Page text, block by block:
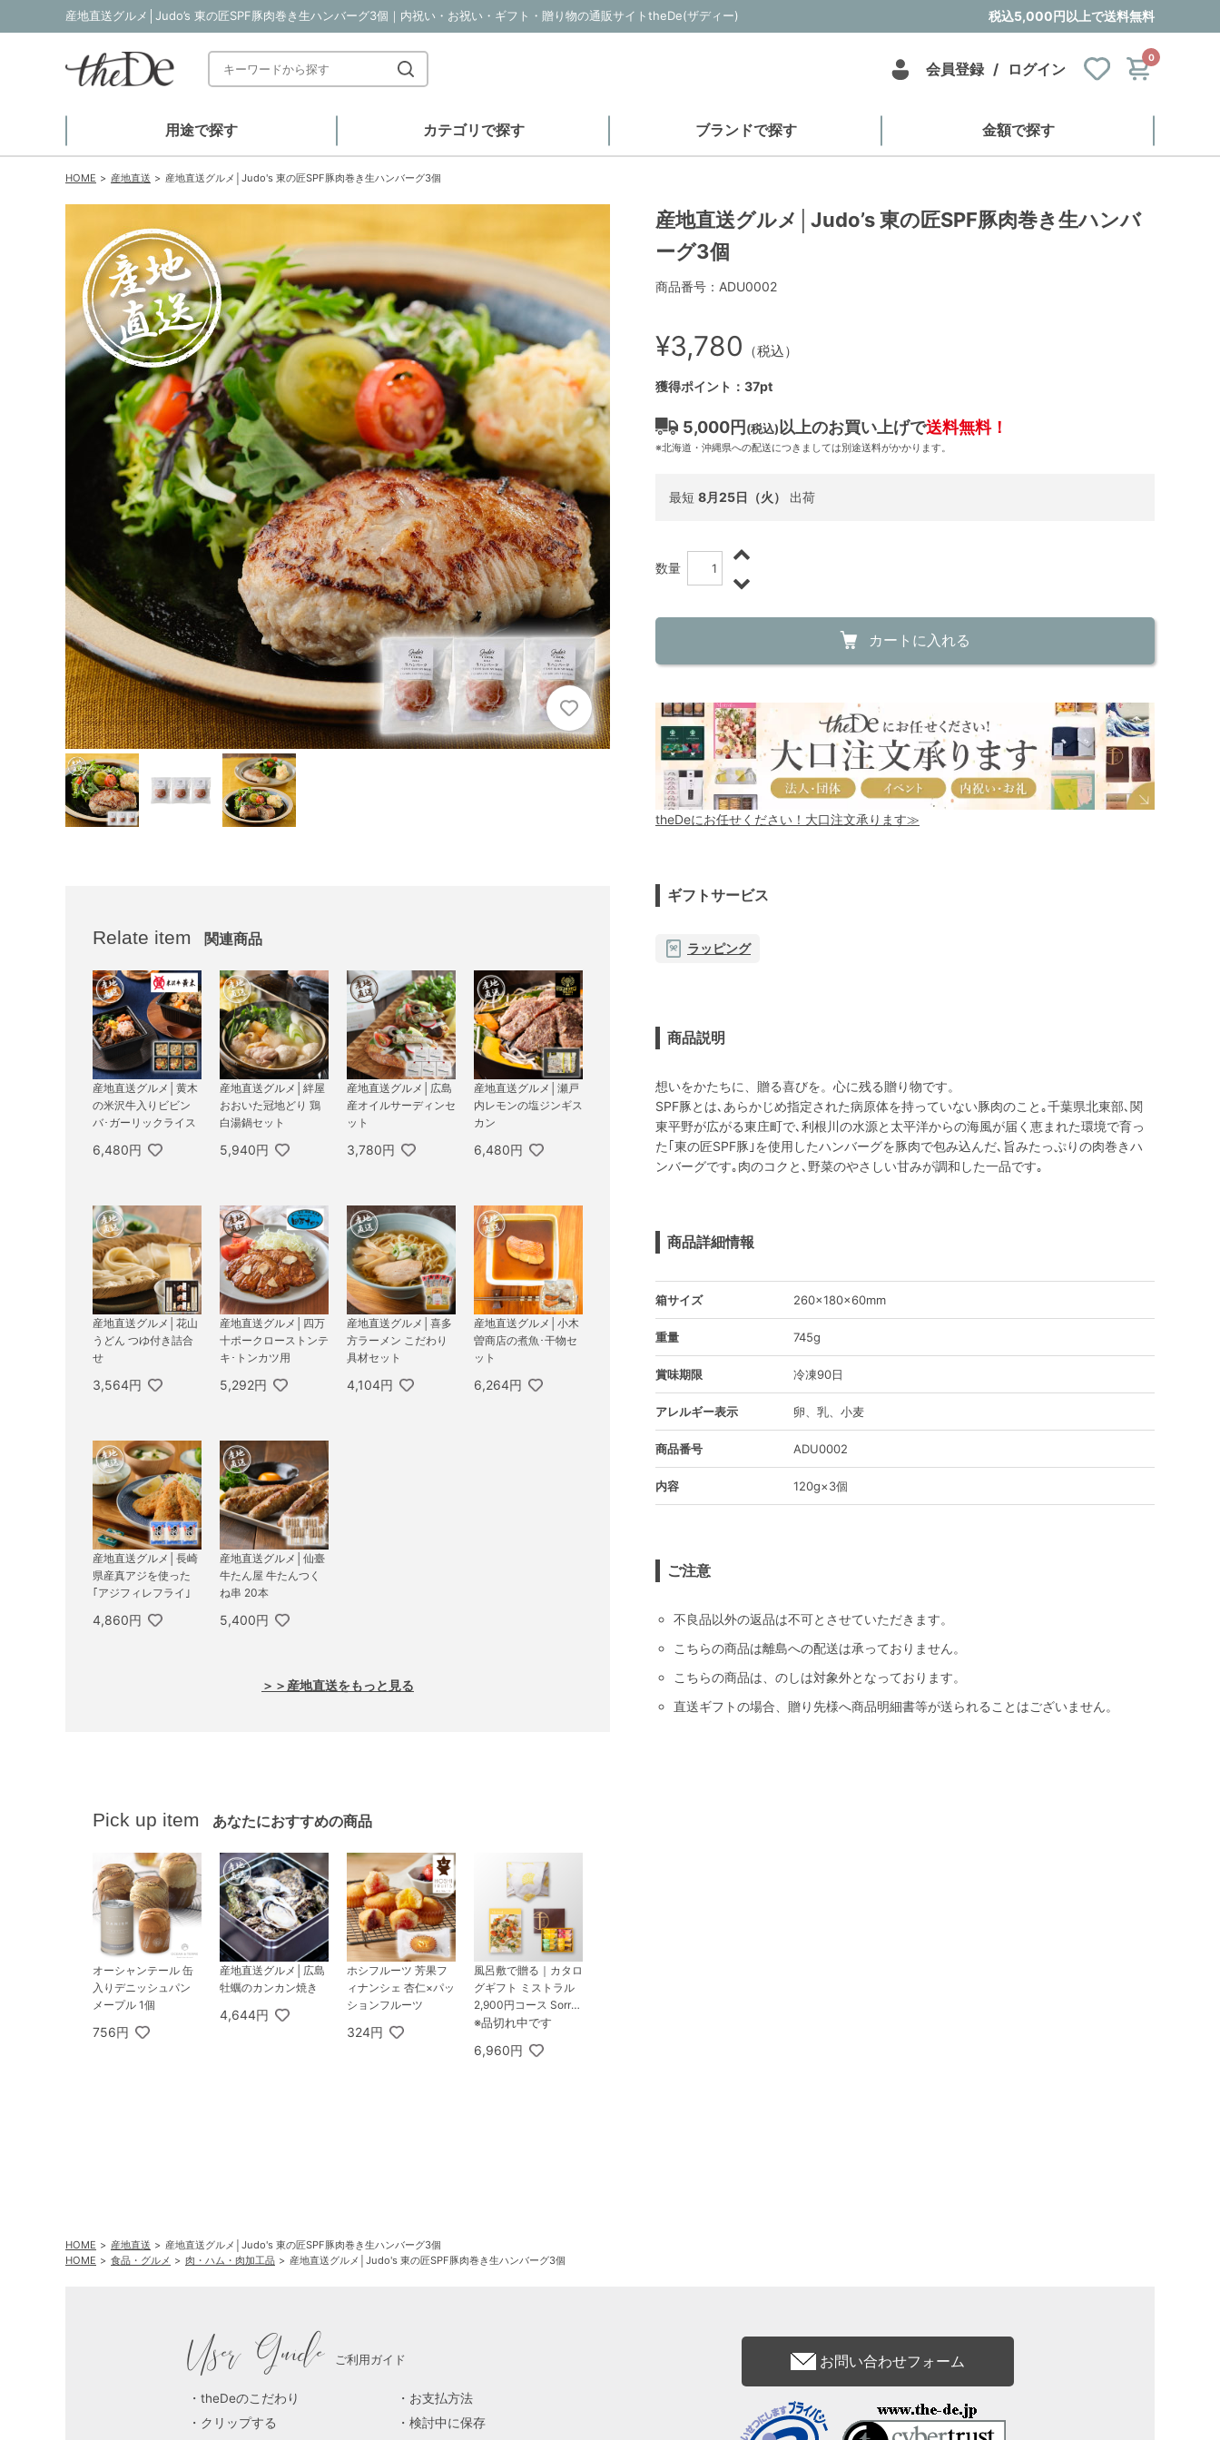
産地直送グルメ│Judo’s 東の匠SPF豚肉巻き生ハンバーグ3個｜内祝い・お祝い・ギフト・贈り物の通販サイトtheDe(ザディー) 税込5,000円以上で送料無料
会員登録 / ログイン
0
用途で探す カテゴリで探す ブランドで探す 金額で探す
HOME 産地直送 産地直送グルメ│Judo's 東の匠SPF豚肉巻き生ハンバーグ3個
Relate item 関連商品
産地直送グルメ│黄木
の米沢牛入りビビン
バ･ガーリックライス
6,480円
産地直送グルメ│絆屋
おおいた冠地どり 鶏
白湯鍋セット
5,940円
産地直送グルメ│広島
産オイルサーディンセ
ット
3,780円
産地直送グルメ│瀬戸
内レモンの塩ジンギス
カン
6,480円
産地直送グルメ│花山
うどん つゆ付き詰合
せ
3,564円
産地直送グルメ│四万
十ポークローストンテ
キ･トンカツ用
5,292円
産地直送グルメ│喜多
方ラーメン こだわり
具材セット
4,104円
産地直送グルメ│小木
曽商店の煮魚･干物セ
ット
6,264円
産地直送グルメ│長崎
県産真アジを使った
｢アジフィレフライ｣
4,860円
産地直送グルメ│仙臺
牛たん屋 牛たんつく
ね串 20本
5,400円
＞＞産地直送をもっと見る
Pick up item あなたにおすすめの商品
オーシャンテール 缶
入りデニッシュパン
メープル 1個
756円
産地直送グルメ│広島
牡蠣のカンカン焼き
4,644円
ホシフルーツ 芳果フ
ィナンシェ 杏仁×パッ
ションフルーツ
324円
風呂敷で贈る｜カタロ
グギフト ミストラル
2,900円コース Sorrel
＋ 銀座千疋屋 銀座フ
※品切れ中です
6,960円
産地直送グルメ│Judo’s 東の匠SPF豚肉巻き生ハンバ
ーグ3個
商品番号：ADU0002
¥3,780 （税込）
獲得ポイント：37pt
5,000円 (税込) 以上のお買い上げで送料無料！
※北海道・沖縄県への配送につきましては別途送料がかかります。
最短 8月25日（火） 出荷
数量
カートに入れる
theDeにお任せください！大口注文承ります≫
ギフトサービス
ラッピング
商品説明
想いをかたちに、贈る喜びを。心に残る贈り物です。
SPF豚とは､あらかじめ指定された病原体を持っていない豚肉のこと｡千葉県北東部､関
東平野が広がる東庄町で､利根川の水源と太平洋からの海風が届く恵まれた環境で育っ
た｢東の匠SPF豚｣を使用したハンバーグを豚肉で包み込んだ､旨みたっぷりの肉巻きハ
ンバーグです｡肉のコクと､野菜のやさしい甘みが調和した一品です｡
商品詳細情報
箱サイズ 260×180×60mm
重量 745g
賞味期限 冷凍90日
アレルギー表示 卵、乳、小麦
商品番号 ADU0002
内容 120g×3個
ご注意
不良品以外の返品は不可とさせていただきます。
こちらの商品は離島への配送は承っておりません。
こちらの商品は、のしは対象外となっております。
直送ギフトの場合、贈り先様へ商品明細書等が送られることはございません。
HOME 産地直送
産地直送グルメ│Judo's 東の匠SPF豚肉巻き生ハンバーグ3個
HOME
食品・グルメ 肉・ハム・肉加工品 産地直送グルメ│Judo's 東の匠SPF豚肉巻き生ハンバーグ3個
User Guide ご利用ガイド
theDeのこだわり
お支払方法
クリップする
検討中に保存
お問い合わせフォーム